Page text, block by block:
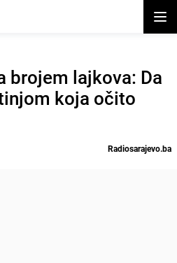
brojem lajkova: Da
koja očito
Radiosarajevo.ba